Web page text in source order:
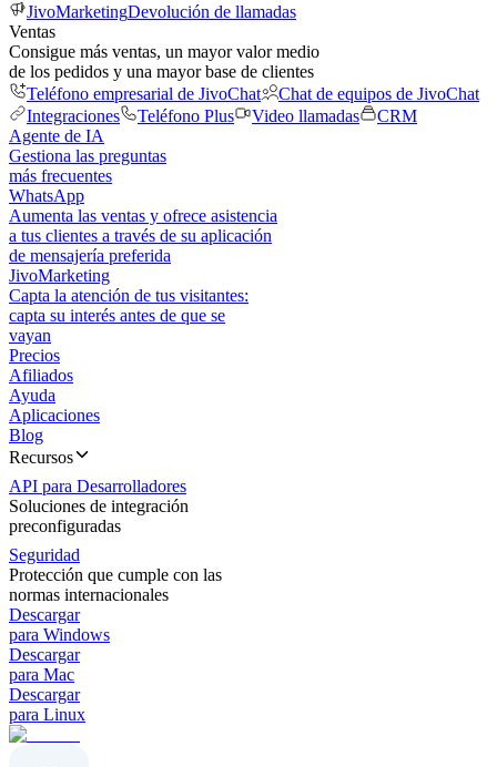
JivoMarketingDevolución de llamadas
Ventas
Consigue más ventas, un mayor valor medio
de los pedidos y una mayor base de clientes
Teléfono empresarial de JivoChat
Chat de equipos de JivoChat
Integraciones
Teléfono Plus Video llamadas
CRM
Agente de IA
Gestiona las preguntas
más frecuentes
WhatsApp
Aumenta las ventas y ofrece asistencia
a tus clientes a través de su aplicación
de mensajería preferida
JivoMarketing
Capta la atención de tus visitantes:
capta su interés antes de que se
vayan
Precios
Afiliados
Ayuda
Aplicaciones
Blog
Recursos
API para Desarrolladores
Soluciones de integración
preconfiguradas
Seguridad
Protección que cumple con las
normas internacionales
Descargar
para Windows
Descargar
para Mac
Descargar
para Linux